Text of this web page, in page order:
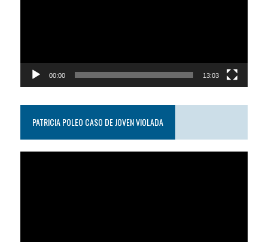
00:00 13:03
PATRICIA POLEO CASO DE JOVEN VIOLADA